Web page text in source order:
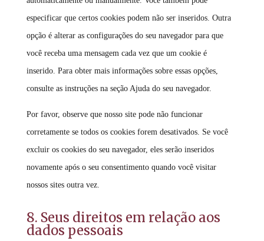
especificar que certos cookies podem não ser inseridos. Outra
opção é alterar as configurações do seu navegador para que
você receba uma mensagem cada vez que um cookie é
inserido. Para obter mais informações sobre essas opções,
consulte as instruções na seção Ajuda do seu navegador.
Por favor, observe que nosso site pode não funcionar
corretamente se todos os cookies forem desativados. Se você
excluir os cookies do seu navegador, eles serão inseridos
novamente após o seu consentimento quando você visitar
nossos sites outra vez.
8. Seus direitos em relação aos
dados pessoais